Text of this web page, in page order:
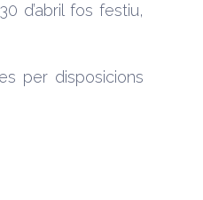
d’abril fos festiu,
per disposicions